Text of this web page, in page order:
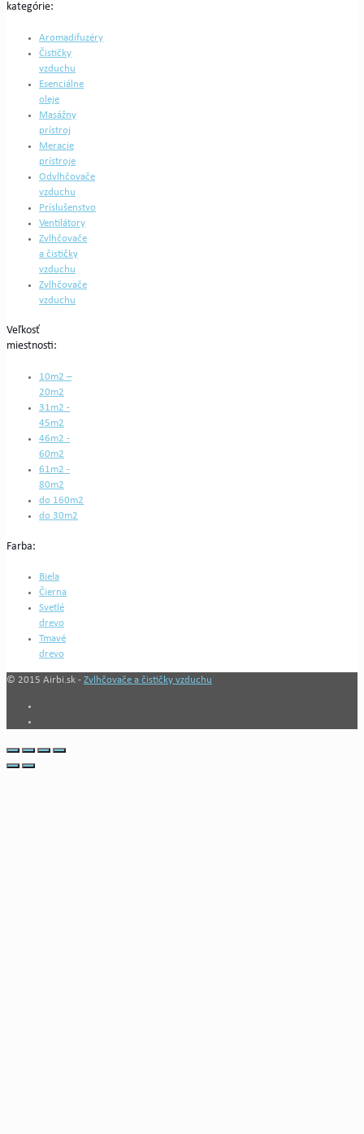
kategórie:
Aromadifuzéry
Čističky
vzduchu
Esenciálne
oleje
Masážny
prístroj
Meracie
prístroje
Odvlhčovače
vzduchu
Príslušenstvo
Ventilátory
Zvlhčovače
a čističky
vzduchu
Zvlhčovače
vzduchu
Veľkosť
miestnosti:
10m2 –
20m2
31m2 -
45m2
46m2 -
60m2
61m2 -
80m2
do 160m2
do 30m2
Farba:
Biela
Čierna
Svetlé
drevo
Tmavé
drevo
© 2015 Airbi.sk - Zvlhčovače a čističky vzduchu